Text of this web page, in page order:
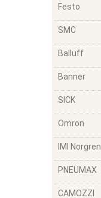
Festo
SMC
Balluff
Banner
SICK
Omron
IMI Norgren
PNEUMAX
CAMOZZI